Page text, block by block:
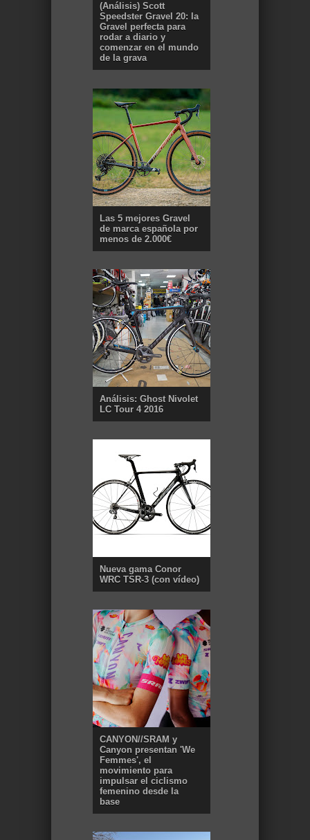
(Análisis) Scott
Speedster Gravel 20: la
Gravel perfecta para
rodar a diario y
comenzar en el mundo
de la grava
Las 5 mejores Gravel
de marca española por
menos de 2.000€
Análisis: Ghost Nivolet
LC Tour 4 2016
Nueva gama Conor
WRC TSR-3 (con vídeo)
CANYON//SRAM y
Canyon presentan 'We
Femmes', el
movimiento para
impulsar el ciclismo
femenino desde la
base